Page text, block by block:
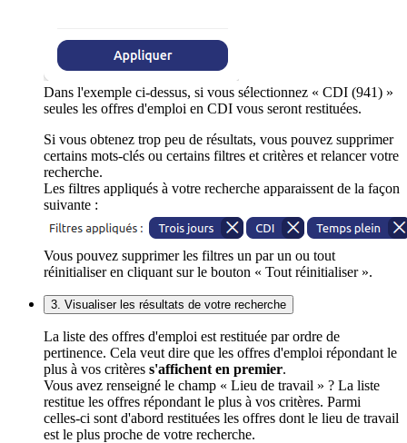
Dans l'exemple ci-dessus, si vous sélectionnez « CDI (941) »
seules les offres d'emploi en CDI vous seront restituées.
Si vous obtenez trop peu de résultats, vous pouvez supprimer
certains mots-clés ou certains filtres et critères et relancer votre
recherche.
Les filtres appliqués à votre recherche apparaissent de la façon
suivante :
Vous pouvez supprimer les filtres un par un ou tout
réinitialiser en cliquant sur le bouton « Tout réinitialiser ».
3. Visualiser les résultats de votre recherche
La liste des offres d'emploi est restituée par ordre de
pertinence. Cela veut dire que les offres d'emploi répondant le
plus à vos critères s'affichent en premier.
Vous avez renseigné le champ « Lieu de travail » ? La liste
restitue les offres répondant le plus à vos critères. Parmi
celles-ci sont d'abord restituées les offres dont le lieu de travail
est le plus proche de votre recherche.